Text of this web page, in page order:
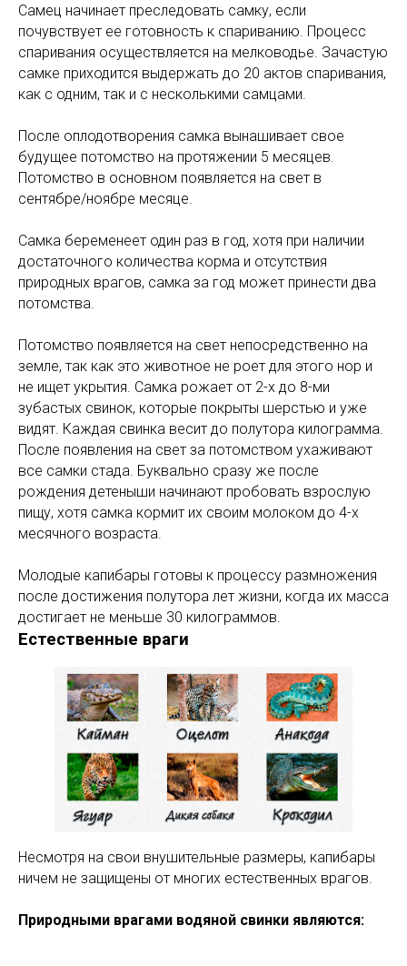
Самец начинает преследовать самку, если
почувствует ее готовность к спариванию. Процесс
спаривания осуществляется на мелководье. Зачастую
самке приходится выдержать до 20 актов спаривания,
как с одним, так и с несколькими самцами.
После оплодотворения самка вынашивает свое
будущее потомство на протяжении 5 месяцев.
Потомство в основном появляется на свет в
сентябре/ноябре месяце.
Самка беременеет один раз в год, хотя при наличии
достаточного количества корма и отсутствия
природных врагов, самка за год может принести два
потомства.
Потомство появляется на свет непосредственно на
земле, так как это животное не роет для этого нор и
не ищет укрытия. Самка рожает от 2-х до 8-ми
зубастых свинок, которые покрыты шерстью и уже
видят. Каждая свинка весит до полутора килограмма.
После появления на свет за потомством ухаживают
все самки стада. Буквально сразу же после
рождения детеныши начинают пробовать взрослую
пищу, хотя самка кормит их своим молоком до 4-х
месячного возраста.
Молодые капибары готовы к процессу размножения
после достижения полутора лет жизни, когда их масса
достигает не меньше 30 килограммов.
Естественные враги
Несмотря на свои внушительные размеры, капибары
ничем не защищены от многих естественных врагов.
Природными врагами водяной свинки являются: